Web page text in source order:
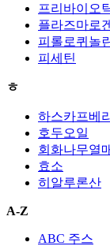
프리바이오
플라즈마로겐
피롤로퀴놀
피세틴
ㅎ
하스카프베리
호두오일
회화나무열
효소
히알루론산
A-Z
ABC 주스